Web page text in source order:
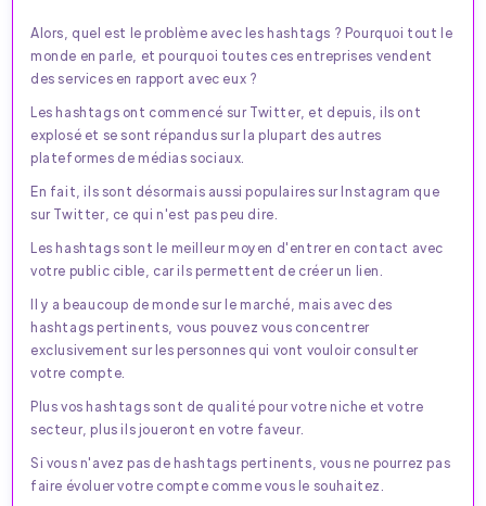
Alors, quel est le problème avec les hashtags ? Pourquoi tout le
monde en parle, et pourquoi toutes ces entreprises vendent
des services en rapport avec eux ?
Les hashtags ont commencé sur Twitter, et depuis, ils ont
explosé et se sont répandus sur la plupart des autres
plateformes de médias sociaux.
En fait, ils sont désormais aussi populaires sur Instagram que
sur Twitter, ce qui n'est pas peu dire.
Les hashtags sont le meilleur moyen d'entrer en contact avec
votre public cible, car ils permettent de créer un lien.
Il y a beaucoup de monde sur le marché, mais avec des
hashtags pertinents, vous pouvez vous concentrer
exclusivement sur les personnes qui vont vouloir consulter
votre compte.
Plus vos hashtags sont de qualité pour votre niche et votre
secteur, plus ils joueront en votre faveur.
Si vous n'avez pas de hashtags pertinents, vous ne pourrez pas
faire évoluer votre compte comme vous le souhaitez.